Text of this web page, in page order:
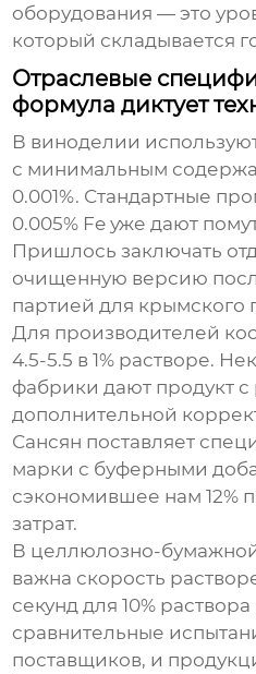
оборудования — это
который складывается
Отраслевые
формула диктует
В виноделии
с минимальным
0.001%. Стандартные
0.005% Fe уже дают
Пришлось заключать
очищенную версию
партией для крымского
Для производителей
4.5-5.5 в 1% растворе.
фабрики дают продукт с
дополнительной
Сансян поставляет
марки с буферными
сэкономившее нам 12%
затрат.
В целлюлозно-
важна скорость
секунд для 10%
сравнительные
поставщиков, и